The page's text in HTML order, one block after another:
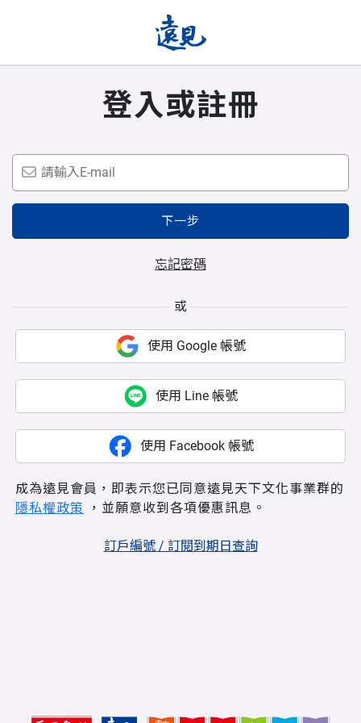
登入或註冊
下一步
忘記密碼
或
使用 Google 帳號
使用 Line 帳號
使用 Facebook 帳號
成為遠見會員，即表示您已同意遠見天下文化事業群的
隱私權政策 ，並願意收到各項優惠訊息。
訂戶編號 / 訂閱到期日查詢